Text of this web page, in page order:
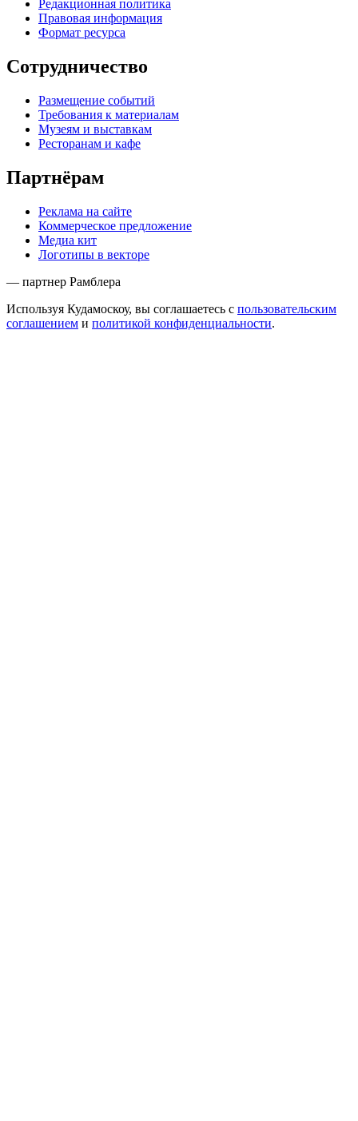
Редакционная политика
Правовая информация
Формат ресурса
Сотрудничество
Размещение событий
Требования к материалам
Музеям и выставкам
Ресторанам и кафе
Партнёрам
Реклама на сайте
Коммерческое предложение
Медиа кит
Логотипы в векторе
— партнер Рамблера
Используя Кудамоскоу, вы соглашаетесь с пользовательским
соглашением и политикой конфиденциальности.